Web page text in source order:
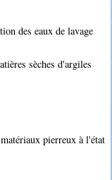
des eaux de lavage
sèches d'argiles
pierreux à l'état